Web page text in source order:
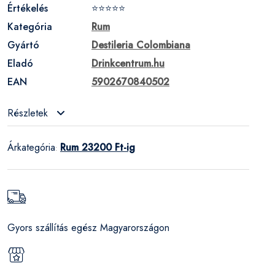
Értékelés
⭐⭐⭐⭐⭐
Kategória
Rum
Gyártó
Destileria Colombiana
Eladó
Drinkcentrum.hu
EAN
5902670840502
Részletek
Árkategória: Rum 23200 Ft-ig
Gyors szállítás egész Magyarországon